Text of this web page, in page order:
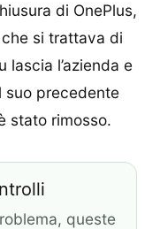
di OnePlus,
si trattava di
lascia l’azienda e
suo precedente
stato rimosso.
queste